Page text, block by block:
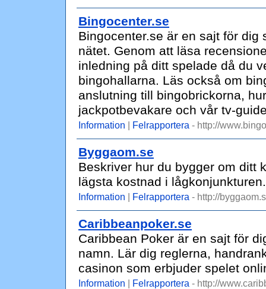
Bingocenter.se
Bingocenter.se är en sajt för
nätet. Genom att läsa
inledning på ditt spelade då du
bingohallarna. Läs också om
anslutning till bingobrickorna,
jackpotbevakare och vår tv-
Information | Felrapportera - http://
Byggaom.se
Beskriver hur du bygger om ditt
lägsta kostnad i lågkonjunkturen.
Information | Felrapportera - http://
Caribbeanpoker.se
Caribbean Poker är en sajt för
namn. Lär dig reglerna,
casinon som erbjuder spelet
Information | Felrapportera - http://